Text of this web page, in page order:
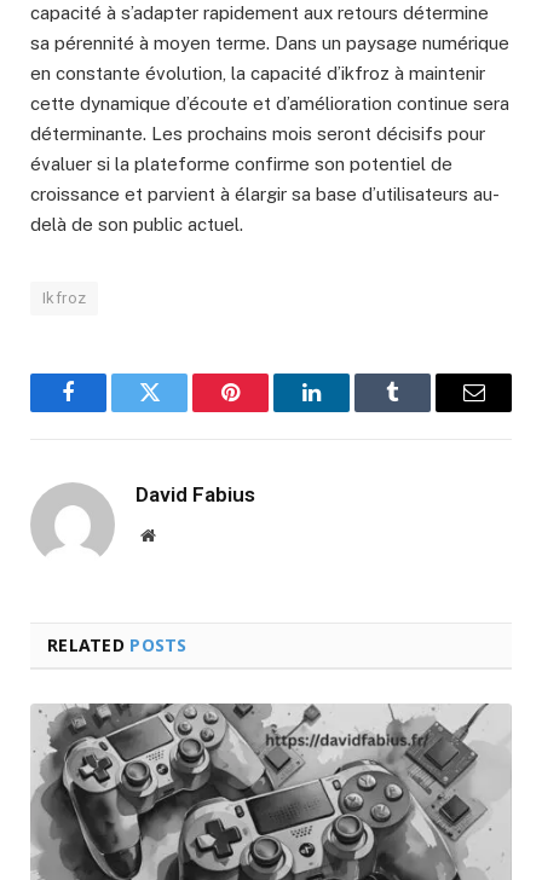
capacité à s’adapter rapidement aux retours détermine
sa pérennité à moyen terme. Dans un paysage numérique
en constante évolution, la capacité d’ikfroz à maintenir
cette dynamique d’écoute et d’amélioration continue sera
déterminante. Les prochains mois seront décisifs pour
évaluer si la plateforme confirme son potentiel de
croissance et parvient à élargir sa base d’utilisateurs au-
delà de son public actuel.
Ikfroz
FacebookTwitter Pinterest LinkedInTumblr Email
David Fabius
Website
RELATED POSTS